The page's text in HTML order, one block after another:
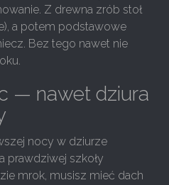
Z drewna zrób stoł
a potem podstawowe
Bez tego nawet nie
— nawet dziura
nocy w dziurze
prawdziwej szkoły
mrok, musisz mieć dach